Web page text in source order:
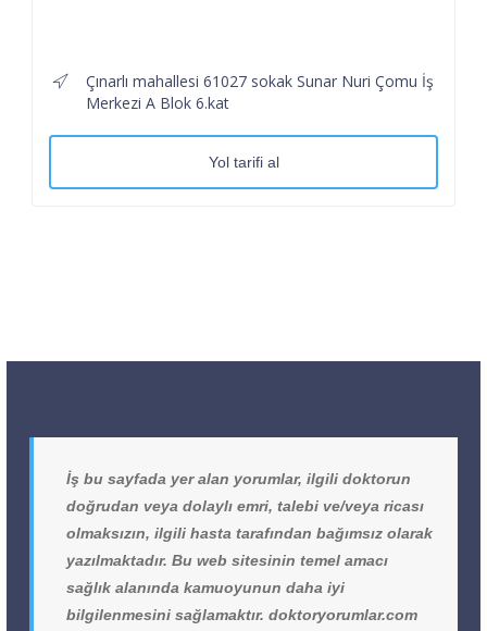
Çınarlı mahallesi 61027 sokak Sunar Nuri Çomu İş
Merkezi A Blok 6.kat
Yol tarifi al
İş bu sayfada yer alan yorumlar, ilgili doktorun
doğrudan veya dolaylı emri, talebi ve/veya ricası
olmaksızın, ilgili hasta tarafından bağımsız olarak
yazılmaktadır. Bu web sitesinin temel amacı
sağlık alanında kamuoyunun daha iyi
bilgilenmesini sağlamaktır. doktoryorumlar.com